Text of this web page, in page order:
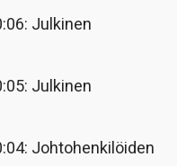
Julkinen
Julkinen
Johtohenkilöiden